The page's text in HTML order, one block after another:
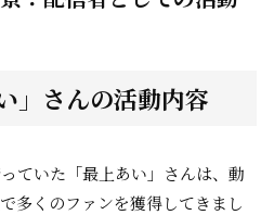
」さんの活動内容
ていた「最上あい」さんは、動
多くのファンを獲得してきまし